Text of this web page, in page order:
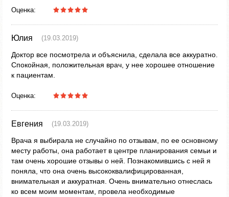
Оценка:
Юлия (19.03.2019)
Доктор все посмотрела и объяснила, сделала все аккуратно.
Спокойная, положительная врач, у нее хорошее отношение
к пациентам.
Оценка:
Евгения (19.03.2019)
Врача я выбирала не случайно по отзывам, по ее основному
месту работы, она работает в центре планирования семьи и
там очень хорошие отзывы о ней. Познакомившись с ней я
поняла, что она очень высококвалифицированная,
внимательная и аккуратная. Очень внимательно отнеслась
ко всем моим моментам, провела необходимые